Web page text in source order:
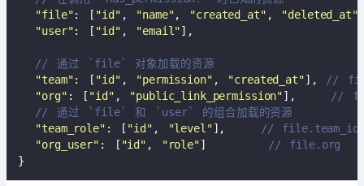
"file": [ "id" , "name", "created_at" , "deleted_at"
"user": [ "id" , "email"],
// 通过 `file` 对象加载的资源
"team": [ "id" , "permission" , "created_at"],
//
"org" : [ "id" , "public_link_permission"],
//
// 通过 `file` 和 `user` 的组合加载的资源
"team_role" : [ "id" , "level"],
// file.team_id
"org_user" : [ "id" , "role"]
// file.org